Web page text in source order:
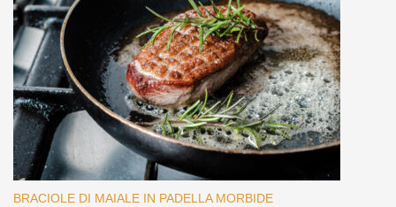
BRACIOLE DI MAIALE IN PADELLA MORBIDE